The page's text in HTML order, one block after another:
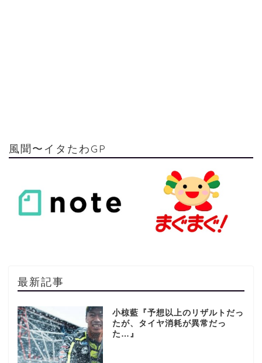
風聞〜イタたわGP
最新記事
小椋藍『予想以上のリザルトだっ
たが、タイヤ消耗が異常だっ
た…』